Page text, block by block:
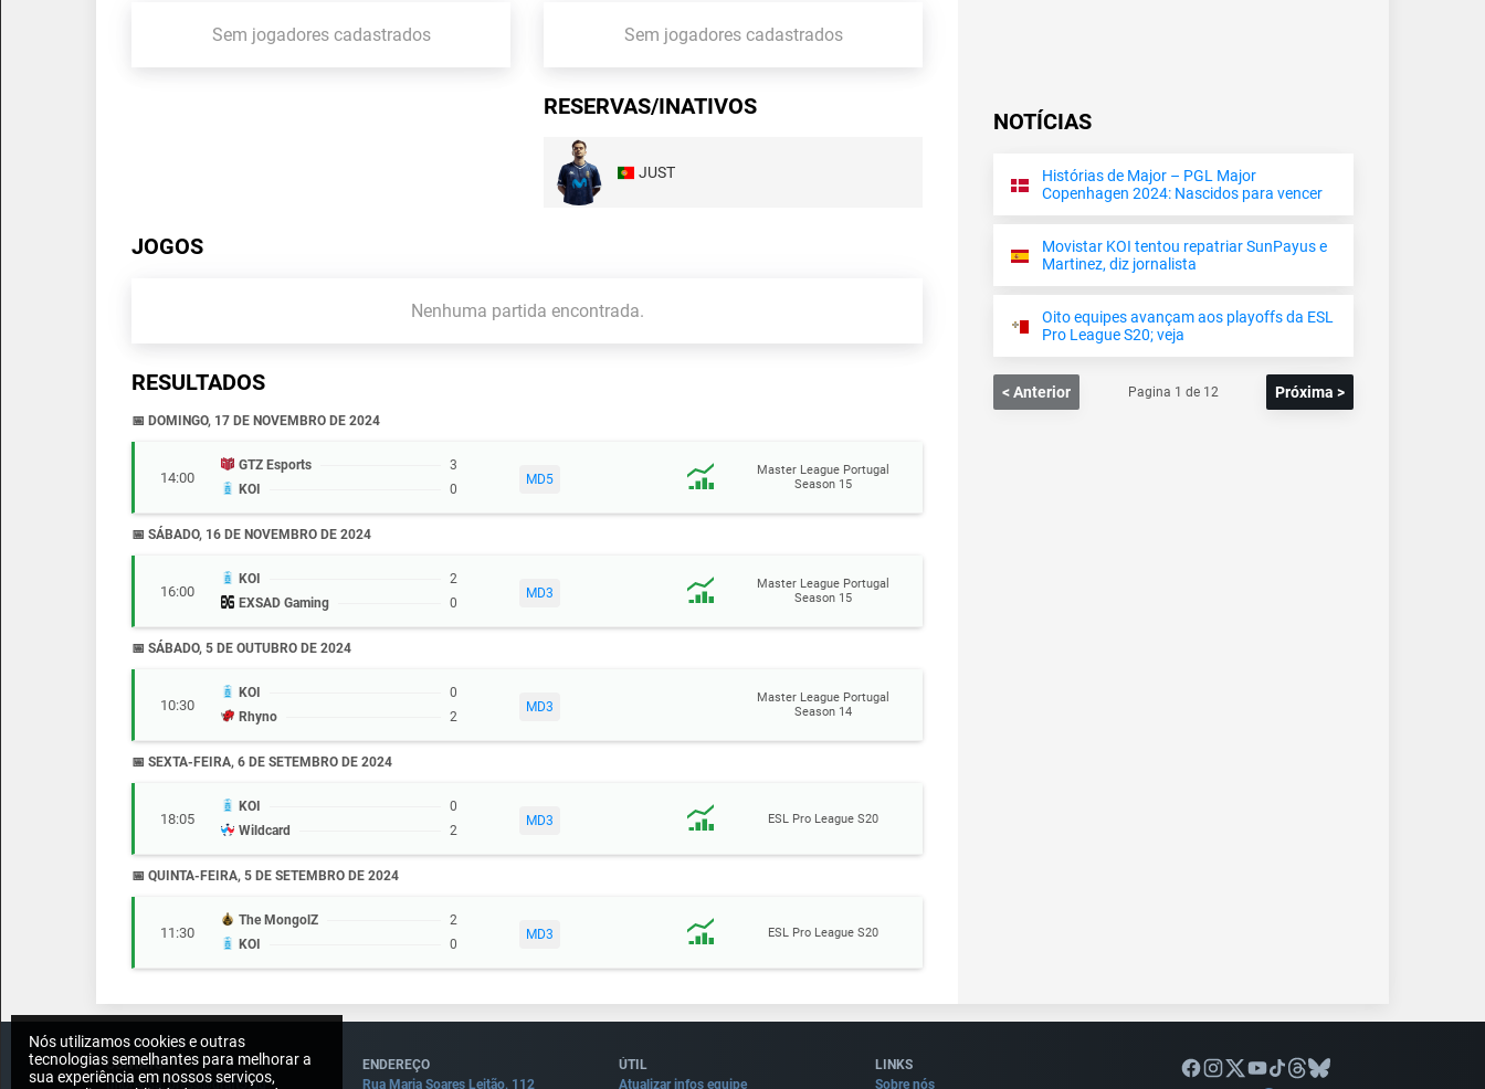
Nós utilizamos cookies e outras
tecnologias semelhantes para melhorar a
sua experiência em nossos serviços,
Sem jogadores cadastrados Sem jogadores cadastrados
RESERVAS/INATIVOS
JUST
JOGOS
Nenhuma partida encontrada.
RESULTADOS
📅 DOMINGO, 17 DE NOVEMBRO DE 2024
14:00
GTZ Esports
3
KOI
0
MD5
Master League Portugal
Season 15
📅 SÁBADO, 16 DE NOVEMBRO DE 2024
16:00
KOI
2
EXSAD Gaming
0
MD3
Master League Portugal
Season 15
📅 SÁBADO, 5 DE OUTUBRO DE 2024
10:30
KOI
0
Rhyno
2
MD3
Master League Portugal
Season 14
📅 SEXTA-FEIRA, 6 DE SETEMBRO DE 2024
18:05
KOI
0
Wildcard
2
MD3 ESL Pro League S20
📅 QUINTA-FEIRA, 5 DE SETEMBRO DE 2024
11:30
The MongolZ
2
KOI
0
MD3 ESL Pro League S20
NOTÍCIAS
Histórias de Major – PGL Major
Copenhagen 2024: Nascidos para vencer
Movistar KOI tentou repatriar SunPayus e
Martinez, diz jornalista
Oito equipes avançam aos playoffs da ESL
Pro League S20; veja
< Anterior Pagina 1 de 12 Próxima >
CONTATO
Imprensa: press@draft5.gg
ENDEREÇO
Rua Maria Soares Leitão, 112
ÚTIL
Atualizar infos equipe
LINKS
Sobre nós